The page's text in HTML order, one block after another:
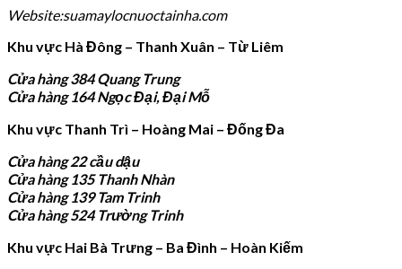
Website:suamaylocnuoctainha.com
Khu vực Hà Đông – Thanh Xuân – Từ Liêm
Cửa hàng 384 Quang Trung
Cửa hàng 164 Ngọc Đại, Đại Mỗ
Khu vực Thanh Trì – Hoàng Mai – Đống Đa
Cửa hàng 22 cầu dậu
Cửa hàng 135 Thanh Nhàn
Cửa hàng 139 Tam Trinh
Cửa hàng 524 Trường Trinh
Khu vực Hai Bà Trưng – Ba Đình – Hoàn Kiếm